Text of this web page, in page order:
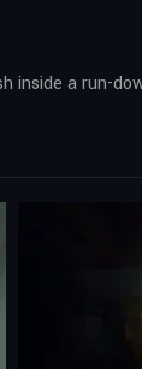
a run-